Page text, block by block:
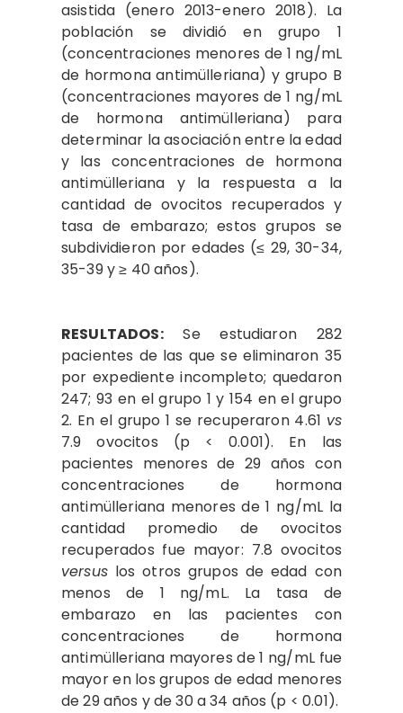
asistida (enero 2013-enero 2018). La
población se dividió en grupo 1
(concentraciones menores de 1 ng/mL
de hormona antimülleriana) y grupo B
(concentraciones mayores de 1 ng/mL
de hormona antimülleriana) para
determinar la asociación entre la edad
y las concentraciones de hormona
antimülleriana y la respuesta a la
cantidad de ovocitos recuperados y
tasa de embarazo; estos grupos se
subdividieron por edades (≤ 29, 30-34,
35-39 y ≥ 40 años).
RESULTADOS:Se estudiaron 282
pacientes de las que se eliminaron 35
por expediente incompleto; quedaron
247; 93 en el grupo 1 y 154 en el grupo
2. En el grupo 1 se recuperaron 4.61 vs
7.9 ovocitos (p < 0.001). En las
pacientes menores de 29 años con
concentraciones de hormona
antimülleriana menores de 1 ng/mL la
cantidad promedio de ovocitos
recuperados fue mayor: 7.8 ovocitos
versuslos otros grupos de edad con
menos de 1 ng/mL. La tasa de
embarazo en las pacientes con
concentraciones de hormona
antimülleriana mayores de 1 ng/mL fue
mayor en los grupos de edad menores
de 29 años y de 30 a 34 años (p < 0.01).